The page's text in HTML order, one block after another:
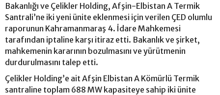
Bakanlığı ve Çelikler Holding, Afşin-Elbistan A Termik
Santrali’ne iki yeni ünite eklenmesi için verilen ÇED olumlu
raporunun Kahramanmaraş 4. İdare Mahkemesi
tarafından iptaline karşı itiraz etti. Bakanlık ve şirket,
mahkemenin kararının bozulmasını ve yürütmenin
durdurulmasını talep etti.
Çelikler Holding’e ait Afşin Elbistan A Kömürlü Termik
santraline toplam 688 MW kapasiteye sahip iki ünite